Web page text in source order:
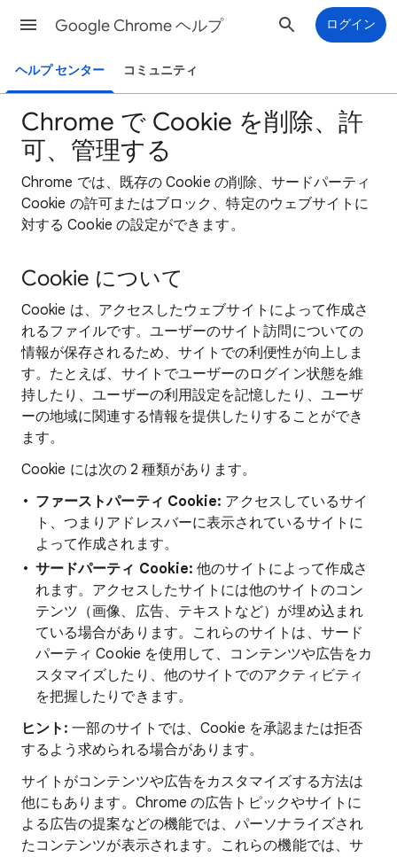
Google Chrome ヘルプ ログイン
ヘルプ センター コミュニティ
Chrome で Cookie を削除、許
可、管理する
Chrome では、既存の Cookie の削除、サードパーティ
Cookie の許可またはブロック、特定のウェブサイトに
対する Cookie の設定ができます。
Cookie について
Cookie は、アクセスしたウェブサイトによって作成さ
れるファイルです。ユーザーのサイト訪問についての
情報が保存されるため、サイトでの利便性が向上しま
す。たとえば、サイトでユーザーのログイン状態を維
持したり、ユーザーの利用設定を記憶したり、ユーザ
ーの地域に関連する情報を提供したりすることができ
ます。
Cookie には次の 2 種類があります。
ファーストパーティ Cookie: アクセスしているサイ
ト、つまりアドレスバーに表示されているサイトに
よって作成されます。
サードパーティ Cookie: 他のサイトによって作成さ
れます。アクセスしたサイトには他のサイトのコン
テンツ（画像、広告、テキストなど）が埋め込まれ
ている場合があります。これらのサイトは、サード
パーティ Cookie を使用して、コンテンツや広告をカ
スタマイズしたり、他のサイトでのアクティビティ
を把握したりできます。
ヒント:一部のサイトでは、Cookie を承認または拒否
するよう求められる場合があります。
サイトがコンテンツや広告をカスタマイズする方法は
他にもあります。Chrome の広告トピックやサイトに
よる広告の提案などの機能では、パーソナライズされ
たコンテンツが表示されます。これらの機能では、サ